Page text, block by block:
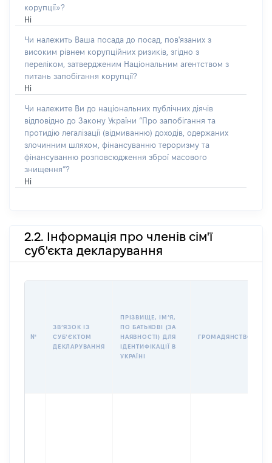
корупції»?
Ні
Чи належить Ваша посада до посад, пов'язаних з
високим рівнем корупційних ризиків, згідно з
переліком, затвердженим Національним агентством з
питань запобігання корупції?
Ні
Чи належите Ви до національних публічних діячів
відповідно до Закону України “Про запобігання та
протидію легалізації (відмиванню) доходів, одержаних
злочинним шляхом, фінансуванню тероризму та
фінансуванню розповсюдження зброї масового
знищення”?
Ні
2.2. Інформація про членів сім'ї
суб'єкта декларування
№
ЗВʼЯЗОК ІЗ
СУБʼЄКТОМ
ДЕКЛАРУВАННЯ
ПРІЗВИЩЕ, ІМʼЯ,
ПО БАТЬКОВІ (ЗА
НАЯВНОСТІ) ДЛЯ
ІДЕНТИФІКАЦІЇ В
УКРАЇНІ
ГРОМАДЯНСТВО